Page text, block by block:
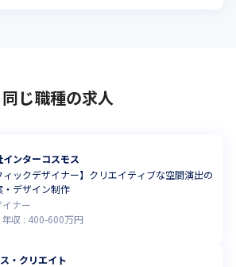
同じ職種の求人
インターコスモス
ィックデザイナー】クリエイティブな空間演出の
・デザイン制作
イナー
年収 : 400-600万円
・クリエイト